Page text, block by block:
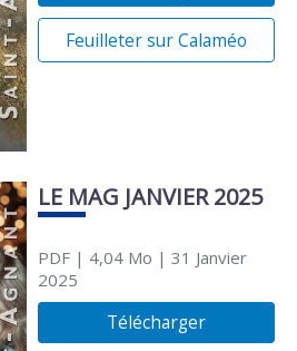
Feuilleter sur Calaméo
LE MAG JANVIER 2025
PDF| 4,04 Mo | 31 Janvier
2025
Télécharger